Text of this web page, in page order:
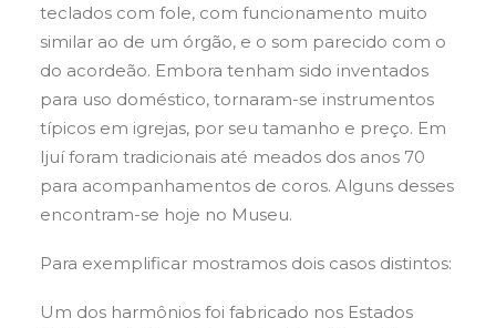
teclados com fole, com funcionamento muito
similar ao de um órgão, e o som parecido com o
do acordeão. Embora tenham sido inventados
para uso doméstico, tornaram-se instrumentos
típicos em igrejas, por seu tamanho e preço. Em
Ijuí foram tradicionais até meados dos anos 70
para acompanhamentos de coros. Alguns desses
encontram-se hoje no Museu.
Para exemplificar mostramos dois casos distintos:
Um dos harmônios foi fabricado nos Estados